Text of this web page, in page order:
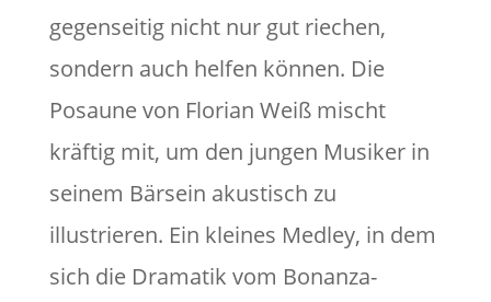
gegenseitig nicht nur gut riechen,
sondern auch helfen können. Die
Posaune von Florian Weiß mischt
kräftig mit, um den jungen Musiker in
seinem Bärsein akustisch zu
illustrieren. Ein kleines Medley, in dem
sich die Dramatik vom Bonanza-